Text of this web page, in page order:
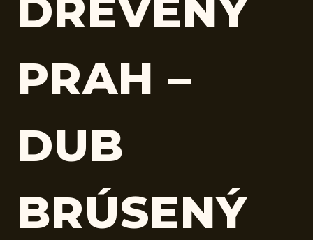
DREVENÝ
PRAH –
DUB
BRÚSENÝ